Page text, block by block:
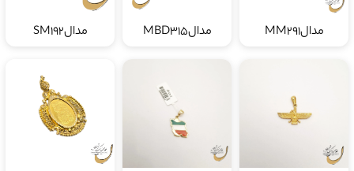
مدالMM291 مدالMBD315 مدالSM192